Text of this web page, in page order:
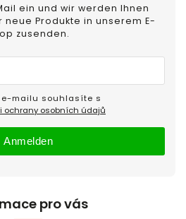
pro vás
ein und wir werden Ihnen
Produkte in unserem E-
zusenden.
ochrany osobních údajů
Anmelden